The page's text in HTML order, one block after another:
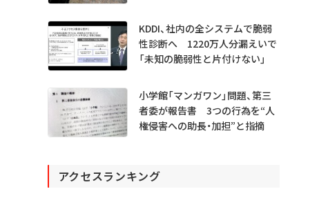
KDDI、社内の全システムで脆弱
性診断へ 1220万人分漏えいで
「未知の脆弱性と片付けない」
小学館「マンガワン」問題、第三
者委が報告書 3つの行為を“人
権侵害への助長・加担”と指摘
アクセスランキング